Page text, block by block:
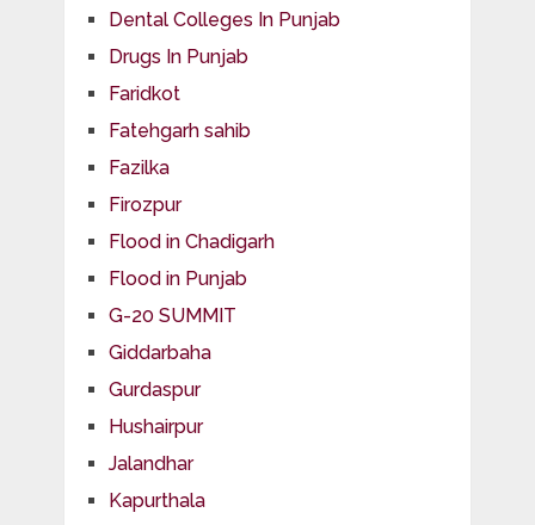
Dental Colleges In Punjab
Drugs In Punjab
Faridkot
Fatehgarh sahib
Fazilka
Firozpur
Flood in Chadigarh
Flood in Punjab
G-20 SUMMIT
Giddarbaha
Gurdaspur
Hushairpur
Jalandhar
Kapurthala